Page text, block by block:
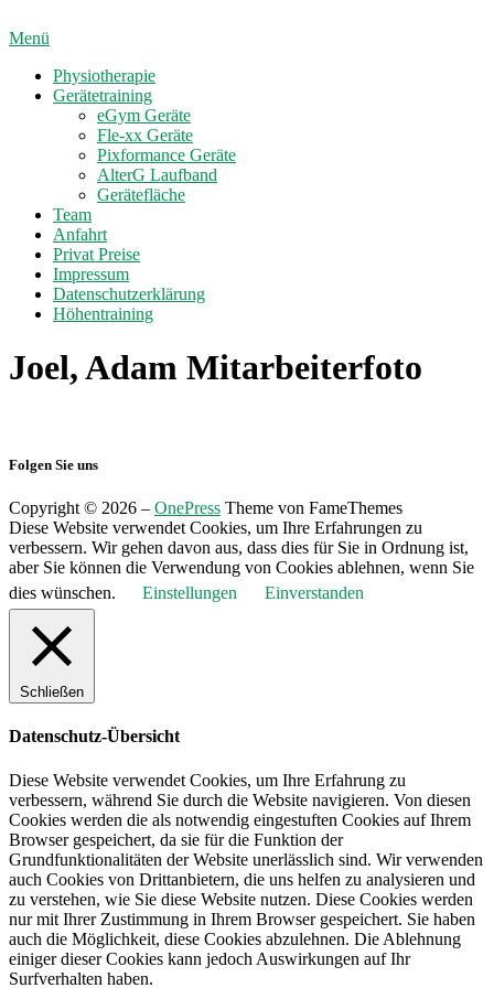
zum
Menü
Physiotherapie
Gerätetraining
eGym Geräte
Fle-xx Geräte
Pixformance Geräte
AlterG Laufband
Gerätefläche
Team
Anfahrt
Privat Preise
Impressum
Datenschutzerklärung
Höhentraining
Joel, Adam Mitarbeiterfoto
Folgen Sie uns
Copyright © 2026 – OnePress Theme von FameThemes
Diese Website verwendet Cookies, um Ihre Erfahrungen zu
verbessern. Wir gehen davon aus, dass dies für Sie in Ordnung ist,
aber Sie können die Verwendung von Cookies ablehnen, wenn Sie
dies wünschen.
Einstellungen Einverstanden
Schließen
Datenschutz-Übersicht
Diese Website verwendet Cookies, um Ihre Erfahrung zu
verbessern, während Sie durch die Website navigieren. Von diesen
Cookies werden die als notwendig eingestuften Cookies auf Ihrem
Browser gespeichert, da sie für die Funktion der
Grundfunktionalitäten der Website unerlässlich sind. Wir verwenden
auch Cookies von Drittanbietern, die uns helfen zu analysieren und
zu verstehen, wie Sie diese Website nutzen. Diese Cookies werden
nur mit Ihrer Zustimmung in Ihrem Browser gespeichert. Sie haben
auch die Möglichkeit, diese Cookies abzulehnen. Die Ablehnung
einiger dieser Cookies kann jedoch Auswirkungen auf Ihr
Surfverhalten haben.